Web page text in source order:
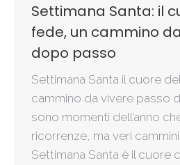
Settimana Santa: il
fede, un cammino
dopo passo
Settimana Santa il cuore
cammino da vivere passo
sono momenti dell’anno
ricorrenze, ma veri
Settimana Santa è il cuore